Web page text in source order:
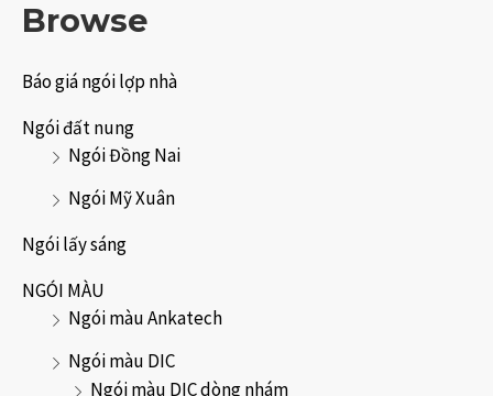
Browse
Báo giá ngói lợp nhà
Ngói đất nung
Ngói Đồng Nai
Ngói Mỹ Xuân
Ngói lấy sáng
NGÓI MÀU
Ngói màu Ankatech
Ngói màu DIC
Ngói màu DIC dòng nhám